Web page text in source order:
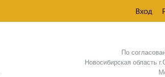
Вход
По
Новосибирская область